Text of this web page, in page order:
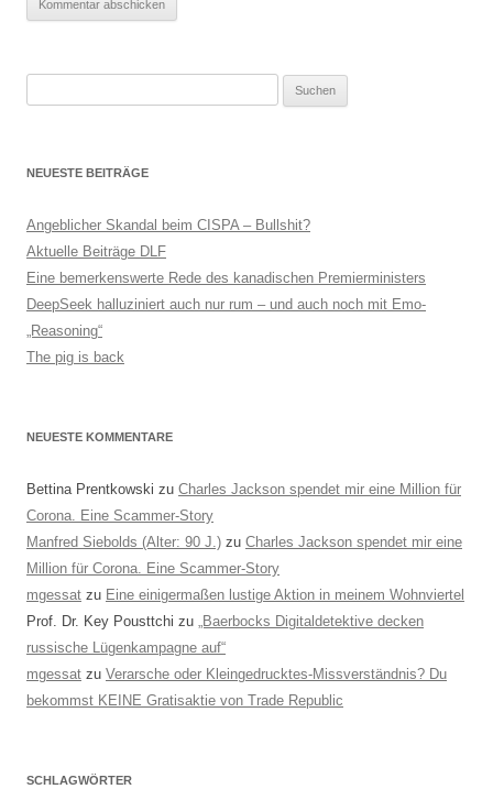
NEUESTE BEITRÄGE
Angeblicher Skandal beim CISPA – Bullshit?
Aktuelle Beiträge DLF
Eine bemerkenswerte Rede des kanadischen Premierministers
DeepSeek halluziniert auch nur rum – und auch noch mit Emo-
„Reasoning“
The pig is back
NEUESTE KOMMENTARE
Bettina Prentkowski zu Charles Jackson spendet mir eine Million für
Corona. Eine Scammer-Story
Manfred Siebolds (Alter: 90 J.) zu Charles Jackson spendet mir eine
Million für Corona. Eine Scammer-Story
mgessat zu Eine einigermaßen lustige Aktion in meinem Wohnviertel
Prof. Dr. Key Pousttchi zu
„Baerbocks Digitaldetektive decken
russische Lügenkampagne auf“
mgessat zu Verarsche oder Kleingedrucktes-Missverständnis? Du
bekommst KEINE Gratisaktie von Trade Republic
SCHLAGWÖRTER